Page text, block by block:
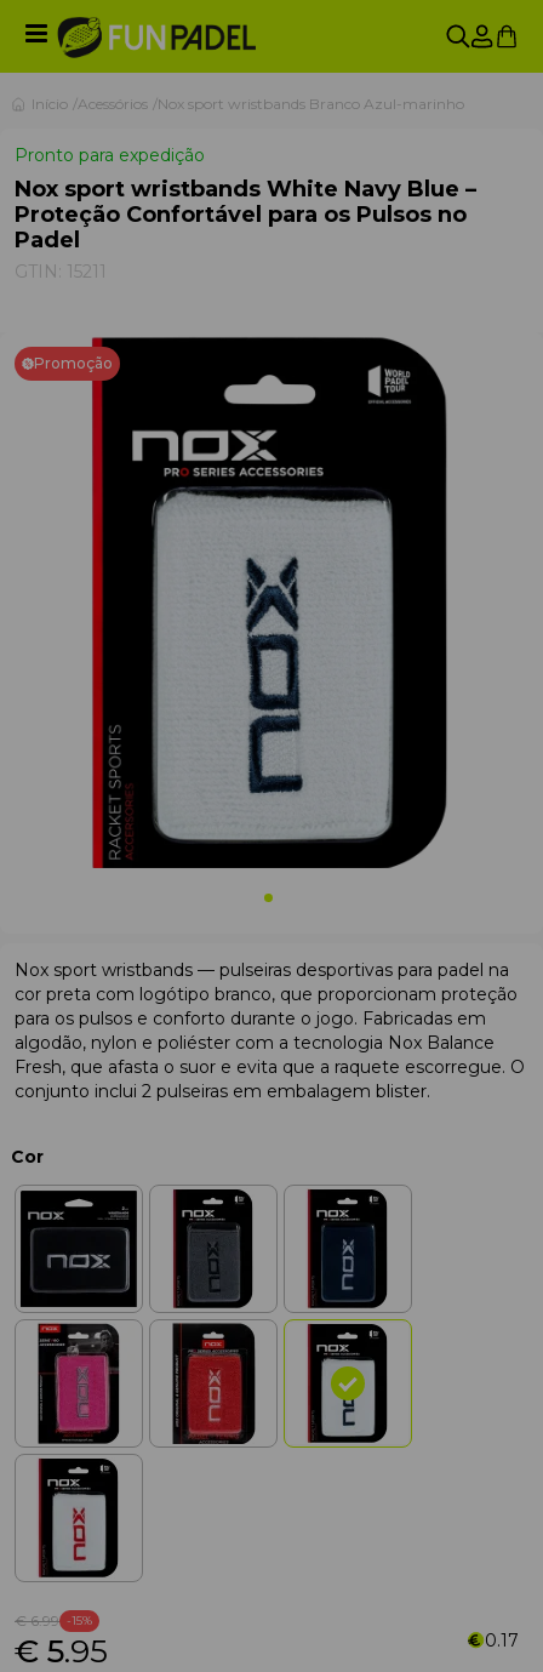
Início Acessórios Nox sport wristbands Branco Azul-marinho
Pronto para expedição
Nox sport wristbands White Navy Blue –
Proteção Confortável para os Pulsos no
Padel
GTIN: 15211
Promoção
Nox sport wristbands — pulseiras desportivas para padel na
cor preta com logótipo branco, que proporcionam proteção
para os pulsos e conforto durante o jogo. Fabricadas em
algodão, nylon e poliéster com a tecnologia Nox Balance
Fresh, que afasta o suor e evita que a raquete escorregue. O
conjunto inclui 2 pulseiras em embalagem blister.
Cor
€ 6.99 -15%
€ 5.95 0.17